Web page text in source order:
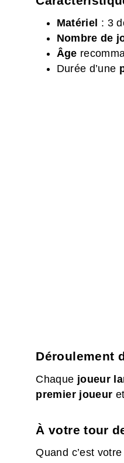
Matériel : 3
Nombre de
Âge
Durée d’une
Déroulement
Chaque joueur
premier joueur
À votre tour
Quand c’est